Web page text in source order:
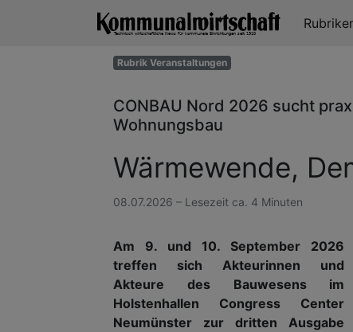
Rubrik Veranstaltungen
CONBAU Nord 2026 sucht
Wohnungsbau
Wärmewende,
08.07.2026 – Lesezeit ca. 4 Minuten
Am 9. und 10. September 2026
treffen sich Akteurinnen und
Akteure des Bauwesens im
Holstenhallen Congress Center
Neumünster zur dritten Ausgabe